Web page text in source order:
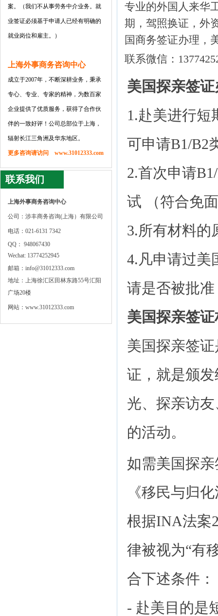
案。（我们不从事劳务中介业务。就
业签证必须基于申请人已经有明确的
就业岗位和雇主。）
上海外事商务咨询中心
成立于2007年，不断深耕业务，秉承
专心、专业、专家的精神，为数百家
企业提供了优质服务，获得了合作伙
伴的一致好评！公司总部位于上海，
辐射长江三角洲及华东地区。
更多咨询请访问 www.31012333.com
联系我们
上海外事商务咨询中心
公司：涉丰商务咨询(上海）有限公司
电话：021-6131 7342
QQ： 948067430
Wechat: 13774252945
邮箱：info@31012333.com
地址：上海徐汇区田林东路55号汇阳
广场20楼
网站：www.31012333.com
专业的外国人来华
期，驾照换证，外
国商务签证办理，
联系微信：
美国探亲签
1.赴美进行短
可申请B1/B2
2.首次申请
试 （符合免
3.所有材料的
4.凡申请过美
请是否被批
美国探亲签
美国探亲签
证，就是颁
光、探亲访
的活动。
如需美国探
《移民与归
根据INA法案
律被视为“有
合下述条件：
- 赴美目的是